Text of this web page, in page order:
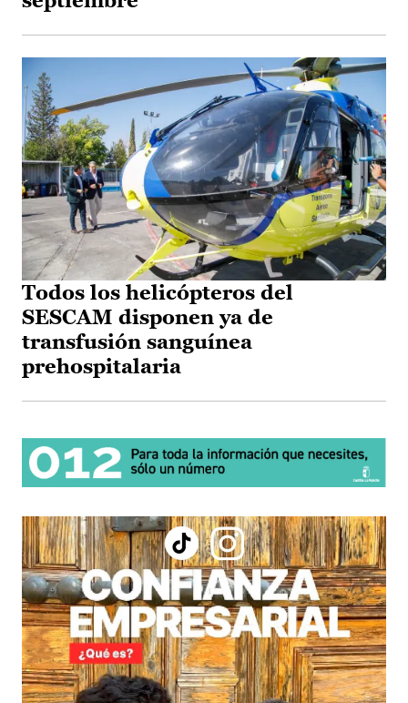
Todos los helicópteros del
SESCAM disponen ya de
transfusión sanguínea
prehospitalaria